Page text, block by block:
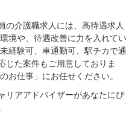
の介護職求人には、高待遇求人
境や、待遇改善に力を入れてい
経験可、車通勤可、駅チカで通
じた案件もご用意しておりま
お仕事」にお任せください。
リアアドバイザーがあなたにぴ